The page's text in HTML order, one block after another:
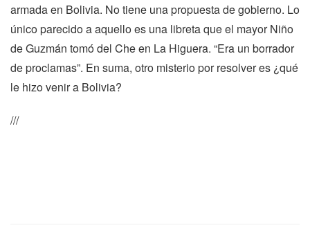
armada en Bolivia. No tiene una propuesta de gobierno. Lo
único parecido a aquello es una libreta que el mayor Niño
de Guzmán tomó del Che en La Higuera. “Era un borrador
de proclamas”. En suma, otro misterio por resolver es ¿qué
le hizo venir a Bolivia?
///